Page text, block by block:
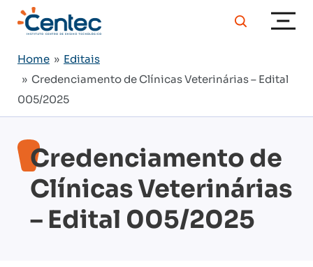
Home » Editais
» Credenciamento de Clínicas Veterinárias – Edital
005/2025
Credenciamento de
Clínicas Veterinárias
– Edital 005/2025